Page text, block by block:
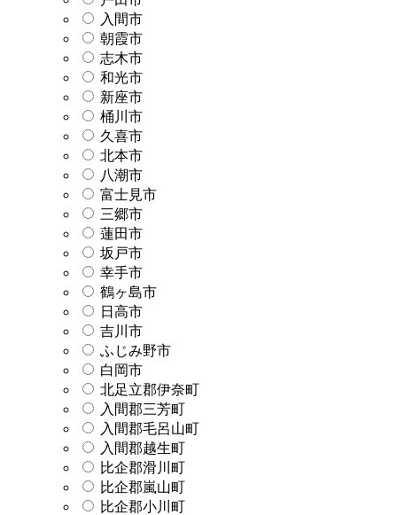
入間市
朝霞市
志木市
和光市
新座市
桶川市
久喜市
北本市
八潮市
富士見市
三郷市
蓮田市
坂戸市
幸手市
鶴ヶ島市
日高市
吉川市
ふじみ野市
白岡市
北足立郡伊奈町
入間郡三芳町
入間郡毛呂山町
入間郡越生町
比企郡滑川町
比企郡嵐山町
比企郡小川町